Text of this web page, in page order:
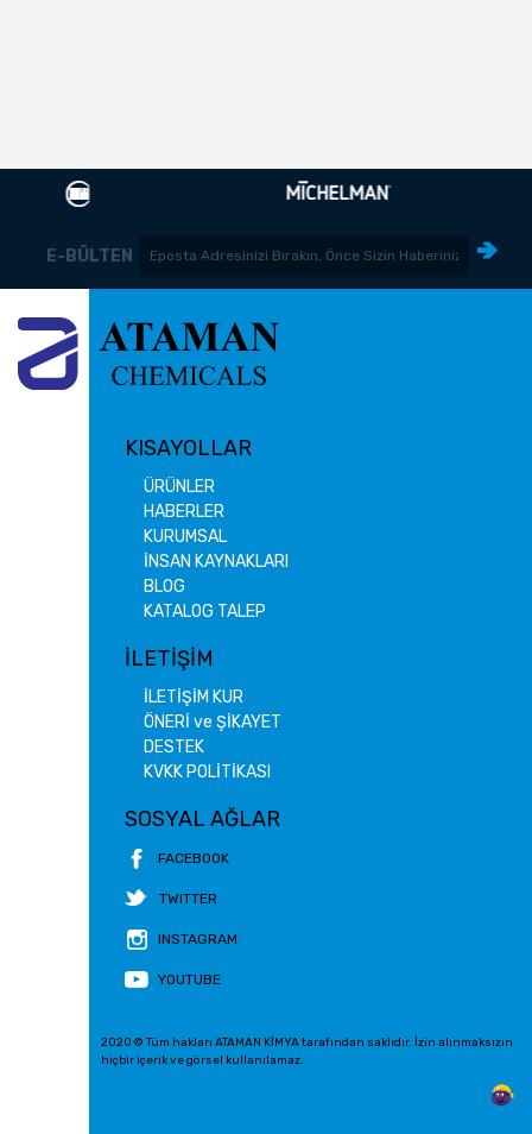
E-BÜLTEN
KISAYOLLAR
ÜRÜNLER
HABERLER
KURUMSAL
İNSAN KAYNAKLARI
BLOG
KATALOG TALEP
İLETİŞİM
İLETİŞİM KUR
ÖNERİ ve ŞİKAYET
DESTEK
KVKK POLİTİKASI
SOSYAL AĞLAR
FACEBOOK
TWITTER
INSTAGRAM
YOUTUBE
2020 © Tüm hakları ATAMAN KİMYA tarafından saklıdır. İzin alınmaksızın
hiçbir içerik ve görsel kullanılamaz.